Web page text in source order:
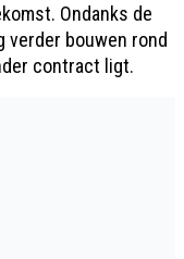
Ondanks de
verder bouwen rond
contract ligt.